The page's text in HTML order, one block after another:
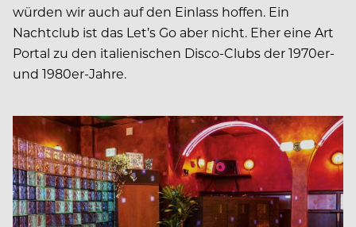
würden wir auch auf den Einlass hoffen. Ein
Nachtclub ist das Let’s Go aber nicht. Eher eine Art
Portal zu den italienischen Disco-Clubs der 1970er-
und 1980er-Jahre.